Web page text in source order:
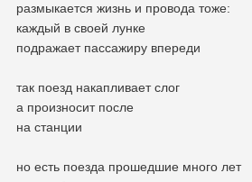
размыкается жизнь и провода тоже:
каждый в своей лунке
подражает пассажиру впереди
так поезд накапливает слог
а произносит после
на станции
но есть поезда прошедшие много лет